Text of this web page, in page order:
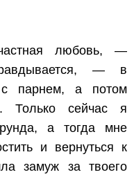
любовь, —
— в
с парнем, а потом
Только сейчас я
а тогда мне
и вернуться к
замуж за твоего